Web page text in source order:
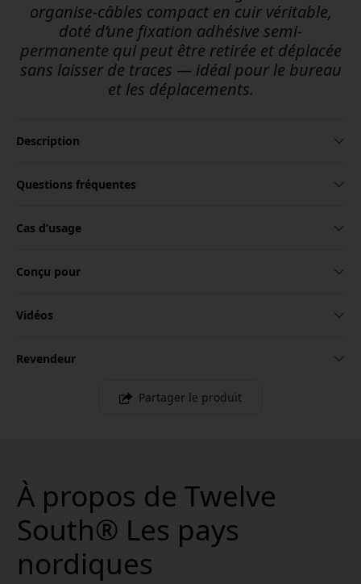
organise-câbles compact en cuir véritable,
doté d’une fixation adhésive semi-
permanente qui peut être retirée et déplacée
sans laisser de traces — idéal pour le bureau
et les déplacements.
Description
Questions fréquentes
Cas d’usage
Conçu pour
Vidéos
Revendeur
Partager le produit
À propos de Twelve
South® Les pays
nordiques